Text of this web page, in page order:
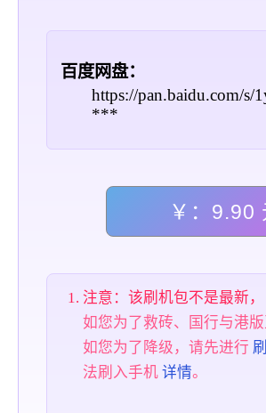
百度网盘：
https://
***
￥：9.90
注意：该刷机包不是最新，
如您为了救砖、国行与港
如您为了降级，请先进行
法刷入手机详情。